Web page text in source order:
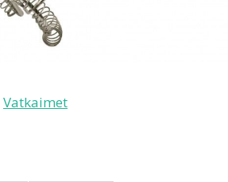
Vatkaimet